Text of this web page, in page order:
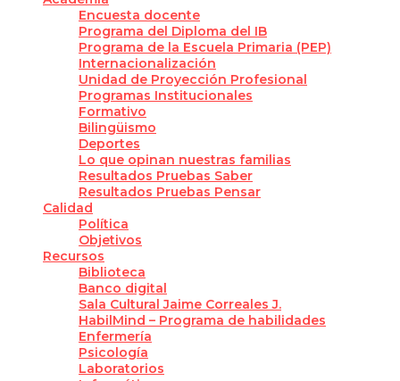
Encuesta docente
Programa del Diploma del IB
Programa de la Escuela Primaria (PEP)
Internacionalización
Unidad de Proyección Profesional
Programas Institucionales
Formativo
Bilingüismo
Deportes
Lo que opinan nuestras familias
Resultados Pruebas Saber
Resultados Pruebas Pensar
Calidad
Política
Objetivos
Recursos
Biblioteca
Banco digital
Sala Cultural Jaime Correales J.
HabilMind – Programa de habilidades
Enfermería
Psicología
Laboratorios